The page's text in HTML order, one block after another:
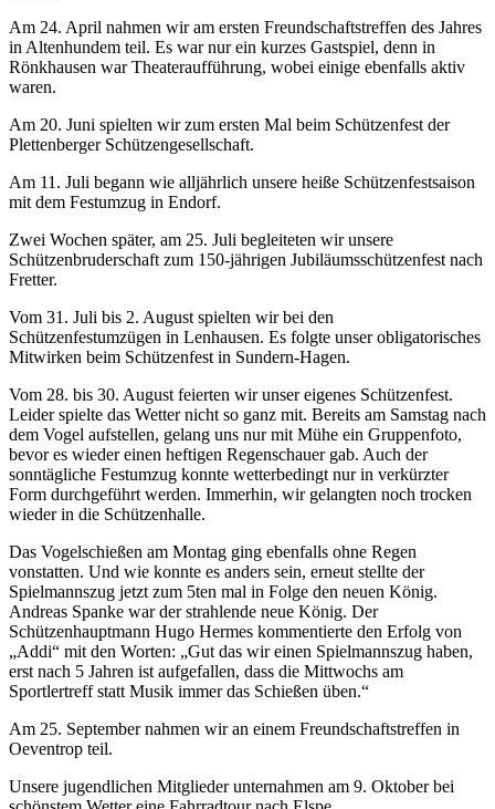
Am 24. April nahmen wir am ersten Freundschaftstreffen des Jahres
in Altenhundem teil. Es war nur ein kurzes Gastspiel, denn in
Rönkhausen war Theateraufführung, wobei einige ebenfalls aktiv
waren.
Am 20. Juni spielten wir zum ersten Mal beim Schützenfest der
Plettenberger Schützengesellschaft.
Am 11. Juli begann wie alljährlich unsere heiße Schützenfestsaison
mit dem Festumzug in Endorf.
Zwei Wochen später, am 25. Juli begleiteten wir unsere
Schützenbruderschaft zum 150-jährigen Jubiläumsschützenfest nach
Fretter.
Vom 31. Juli bis 2. August spielten wir bei den
Schützenfestumzügen in Lenhausen. Es folgte unser obligatorisches
Mitwirken beim Schützenfest in Sundern-Hagen.
Vom 28. bis 30. August feierten wir unser eigenes Schützenfest.
Leider spielte das Wetter nicht so ganz mit. Bereits am Samstag nach
dem Vogel aufstellen, gelang uns nur mit Mühe ein Gruppenfoto,
bevor es wieder einen heftigen Regenschauer gab. Auch der
sonntägliche Festumzug konnte wetterbedingt nur in verkürzter
Form durchgeführt werden. Immerhin, wir gelangten noch trocken
wieder in die Schützenhalle.
Das Vogelschießen am Montag ging ebenfalls ohne Regen
vonstatten. Und wie konnte es anders sein, erneut stellte der
Spielmannszug jetzt zum 5ten mal in Folge den neuen König.
Andreas Spanke war der strahlende neue König. Der
Schützenhauptmann Hugo Hermes kommentierte den Erfolg von
„Addi“ mit den Worten: „Gut das wir einen Spielmannszug haben,
erst nach 5 Jahren ist aufgefallen, dass die Mittwochs am
Sportlertreff statt Musik immer das Schießen üben.“
Am 25. September nahmen wir an einem Freundschaftstreffen in
Oeventrop teil.
Unsere jugendlichen Mitglieder unternahmen am 9. Oktober bei